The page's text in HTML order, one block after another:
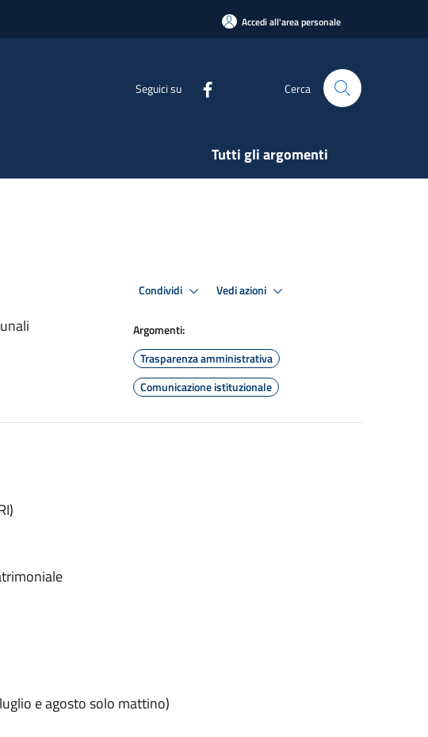
Accedi all'area personale
Seguici su Cerca
Tutti gli argomenti
Condividi Vedi azioni
Argomenti:
Trasparenza amministrativa
Comunicazione istituzionale
e agosto solo mattino)